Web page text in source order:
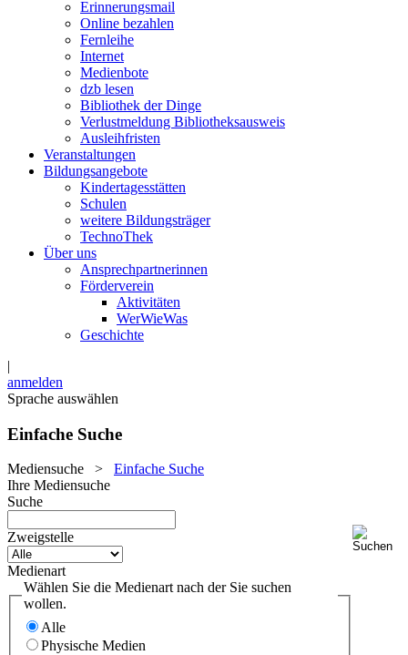
Erinnerungsmail
Online bezahlen
Fernleihe
Internet
Medienbote
dzb lesen
Bibliothek der Dinge
Verlustmeldung Bibliotheksausweis
Ausleihfristen
Veranstaltungen
Bildungsangebote
Kindertagesstätten
Schulen
weitere Bildungsträger
TechnoThek
Über uns
Ansprechpartnerinnen
Förderverein
Aktivitäten
WerWieWas
Geschichte
|
anmelden
Sprache auswählen
Einfache Suche
Mediensuche > Einfache Suche
Ihre Mediensuche
Suche
Zweigstelle
Medienart
Wählen Sie die Medienart nach der Sie suchen
wollen.
Alle
Physische Medien